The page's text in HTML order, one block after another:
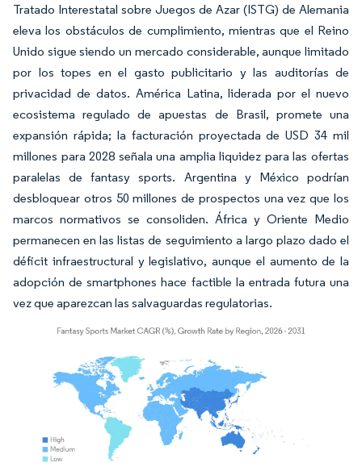
Tratado Interestatal sobre Juegos de Azar (ISTG) de Alemania
eleva los obstáculos de cumplimiento, mientras que el Reino
Unido sigue siendo un mercado considerable, aunque limitado
por los topes en el gasto publicitario y las auditorías de
privacidad de datos. América Latina, liderada por el nuevo
ecosistema regulado de apuestas de Brasil, promete una
expansión rápida; la facturación proyectada de USD 34 mil
millones para 2028 señala una amplia liquidez para las ofertas
paralelas de fantasy sports. Argentina y México podrían
desbloquear otros 50 millones de prospectos una vez que los
marcos normativos se consoliden. África y Oriente Medio
permanecen en las listas de seguimiento a largo plazo dado el
déficit infraestructural y legislativo, aunque el aumento de la
adopción de smartphones hace factible la entrada futura una
vez que aparezcan las salvaguardas regulatorias.